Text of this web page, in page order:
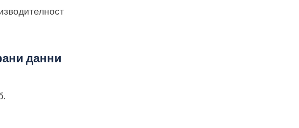
данни